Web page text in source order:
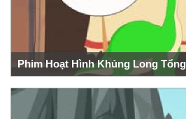
Phim Hoạt Hình Khủng Long